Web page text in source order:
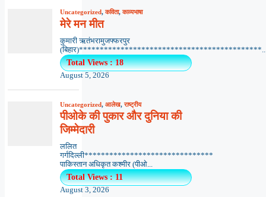
Uncategorized,कविता,काव्यभाषा
मेरे मन मीत
कुमारी ऋतंभरामुजफ्फरपुर
Total Views : 18
August 5, 2026
Uncategorized, आलेख,राष्ट्रीय
पीओके की पुकार और दुनिया की
जिम्मेदारी
ललित
गर्गदिल्ली*******************************
पाकिस्तान अधिकृत कश्मीर (पीओ...
Total Views : 11
August 3, 2026